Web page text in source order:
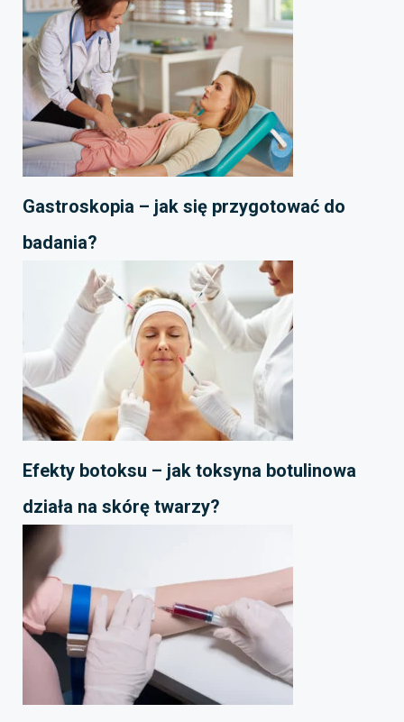
Gastroskopia – jak się przygotować do
badania?
Efekty botoksu – jak toksyna botulinowa
działa na skórę twarzy?